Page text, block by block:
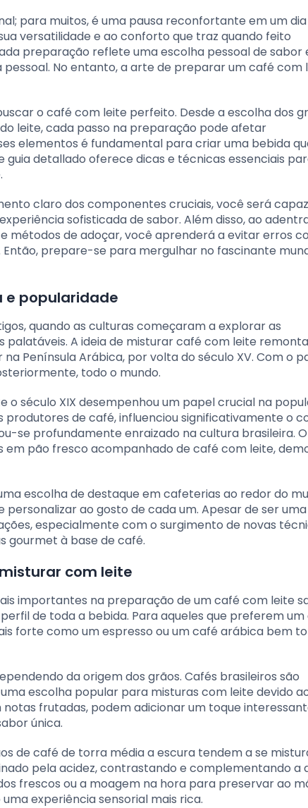
para muitos, é uma pausa reconfortante em um
versatilidade e ao conforto que traz quando feito
preparação reflete uma escolha pessoal de sabor
No entanto, a arte de preparar um café com
o café com leite perfeito. Desde a escolha dos
leite, cada passo na preparação pode afetar
elementos é fundamental para criar uma bebida
detallado oferece dicas e técnicas essenciais
claro dos componentes cruciais, você será
sofisticada de sabor. Além disso, ao
métodos de adoçar, você aprenderá a evitar erros
prepare-se para mergulhar no fascinante
e popularidade
quando as culturas começaram a explorar as
A ideia de misturar café com leite
Península Arábica, por volta do século XV. Com o
todo o mundo.
o século XIX desempenhou um papel crucial na
produtores de café, influenciou significativamente o
se profundamente enraizado na cultura brasileira.
em pão fresco acompanhado de café com leite,
escolha de destaque em cafeterias ao redor do
ao gosto de cada um. Apesar de ser
especialmente com o surgimento de novas
gourmet à base de café.
com leite
importantes na preparação de um café com leite
de toda a bebida. Para aqueles que preferem
forte como um espresso ou um café arábica bem
da origem dos grãos. Cafés brasileiros são
escolha popular para misturas com leite devido
frutadas, podem adicionar um toque
única.
de café de torra média a escura tendem a se
pela acidez, contrastando e complementando a
frescos ou a moagem na hora para preservar ao
experiência sensorial mais rica.